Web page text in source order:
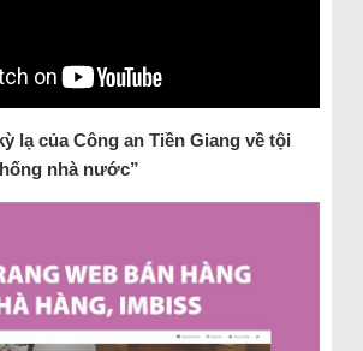
lạ của Công an Tiền Giang về tội
nhà nước”